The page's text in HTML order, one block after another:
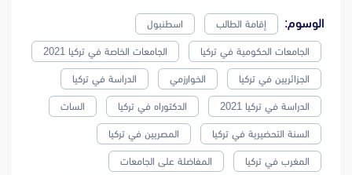
الوسوم: إقامة الطالب اسطنبول
الجامعات الحكومية في تركيا الجامعات الخاصة في تركيا 2021
الجزائريين في تركيا الخوارزمي الدراسة في تركيا
الدراسة في تركيا 2021 الدكتوراه في تركيا السات
السنة التحضيرية في تركيا المصريين في تركيا
المغرب في تركيا المفاضلة على الجامعات